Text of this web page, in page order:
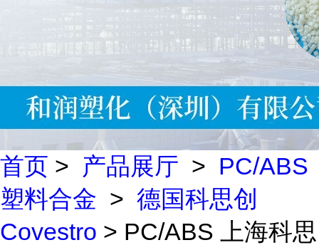
首页 > 产品展厅 > PC/ABS
塑料合金 > 德国科思创
Covestro > PC/ABS 上海科思